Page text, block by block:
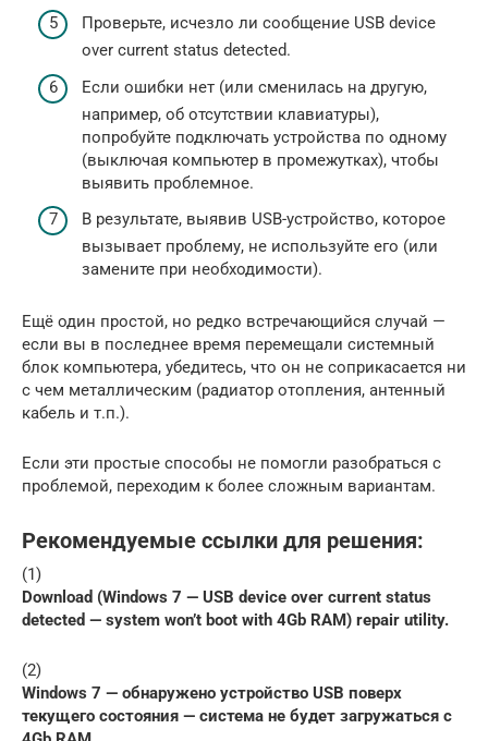
Проверьте, исчезло ли сообщение USB device
over current status detected.
Если ошибки нет (или сменилась на другую,
например, об отсутствии клавиатуры),
попробуйте подключать устройства по одному
(выключая компьютер в промежутках), чтобы
выявить проблемное.
В результате, выявив USB-устройство, которое
вызывает проблему, не используйте его (или
замените при необходимости).
Ещё один простой, но редко встречающийся случай —
если вы в последнее время перемещали системный
блок компьютера, убедитесь, что он не соприкасается ни
с чем металлическим (радиатор отопления, антенный
кабель и т.п.).
Если эти простые способы не помогли разобраться с
проблемой, переходим к более сложным вариантам.
Рекомендуемые ссылки для решения:
(1)
Download (Windows 7 — USB device over current status
detected — system won’t boot with 4Gb RAM) repair utility.
(2)
Windows 7 — обнаружено устройство USB поверх
текущего состояния — система не будет загружаться с